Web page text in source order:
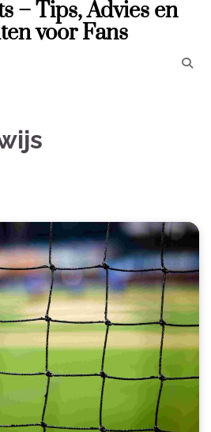
– Tips, Advies en
voor Fans